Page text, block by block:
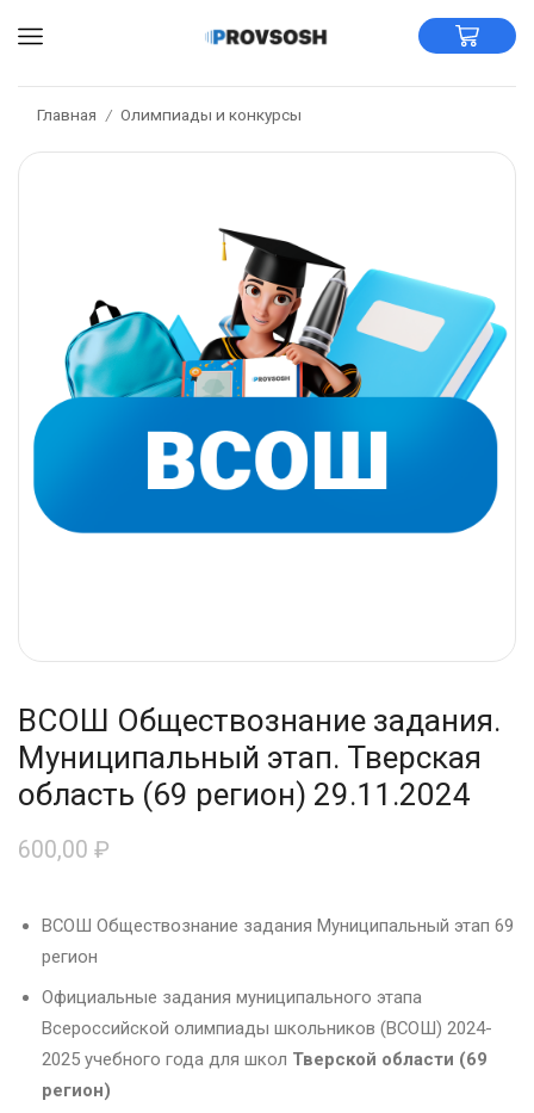
Главная / Олимпиады и конкурсы
ВСОШ Обществознание задания.
Муниципальный этап. Тверская
область (69 регион) 29.11.2024
600,00 ₽
ВСОШ Обществознание задания Муниципальный этап 69
регион
Официальные задания муниципального этапа
Всероссийской олимпиады школьников (ВСОШ) 2024-
2025 учебного года для школ Тверской области (69
регион)